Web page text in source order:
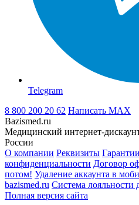
Telegram
8 800 200 20 62 Написать MAX
Bazismed.ru
Медицинский интернет-
России
О компании Реквизиты Гарантии
конфиденциальности Договор
потом! Удаление аккаунта в
bazismed.ru Система лояльности
Полная версия сайта